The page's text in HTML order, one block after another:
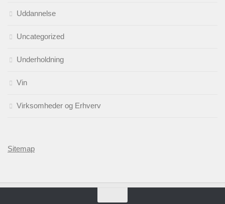
Uddannelse
Uncategorized
Underholdning
Vin
Virksomheder og Erhverv
Sitemap